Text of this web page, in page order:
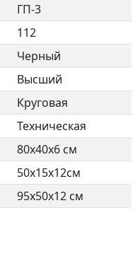
ГП-3
112
Черный
Высший
Круговая
Техническая
80х40х6 см
50х15х12см
95х50х12 см